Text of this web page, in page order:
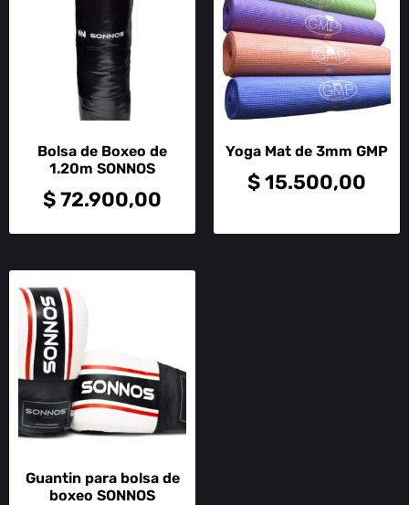
Bolsa de Boxeo de
1.20m SONNOS
$72.900,00
Yoga Mat de 3mm GMP
$15.500,00
Guantin para bolsa de
boxeo SONNOS